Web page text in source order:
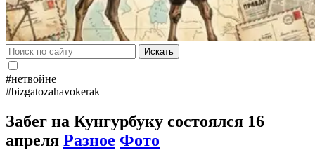
Искать
#нетвойне
#bizgatozahavokerak
Забег на Кунгурбуку состоялся 16
апреля Разное Фото